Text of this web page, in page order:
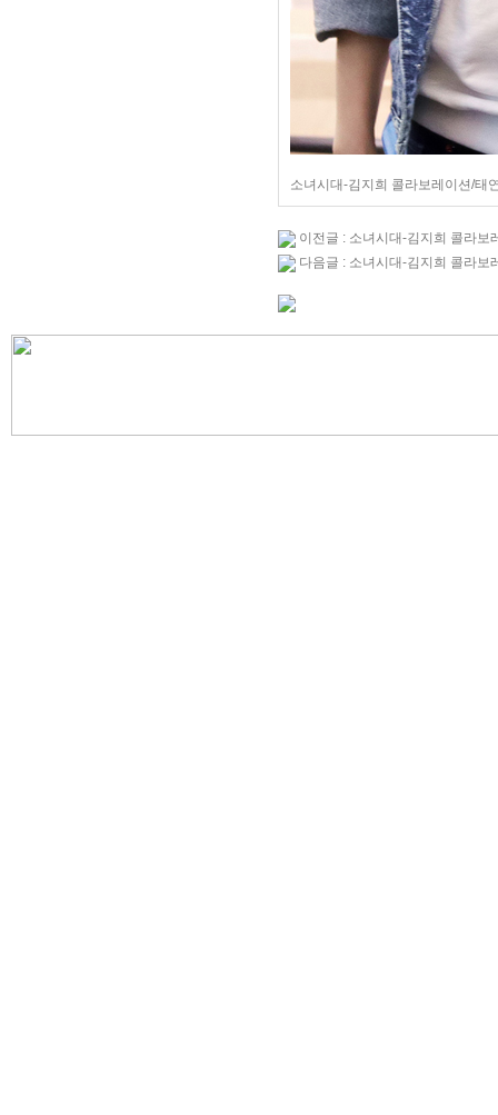
소녀시대-김지희 콜라보레이션/태
이전글 : 소녀시대-김지희 콜라보
다음글 : 소녀시대-김지희 콜라보